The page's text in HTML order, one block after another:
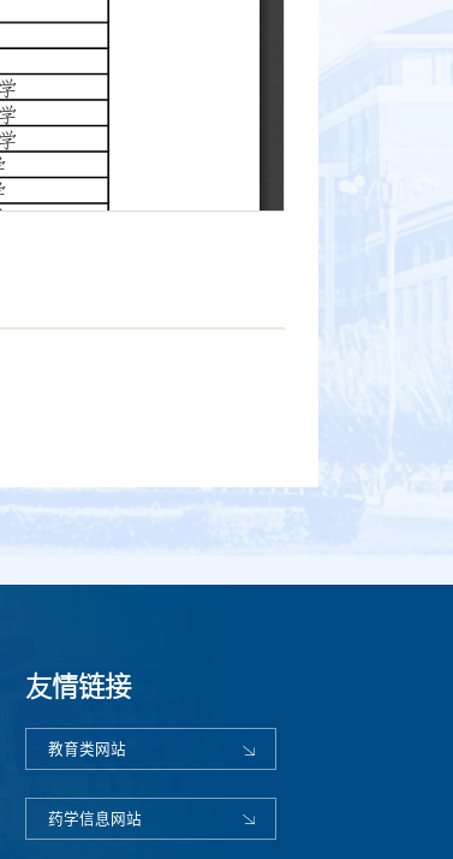
友情链接
教育类网站
药学信息网站